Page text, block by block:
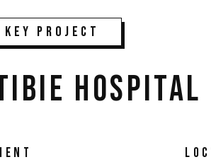
KEY PROJECT
HOSPITAL